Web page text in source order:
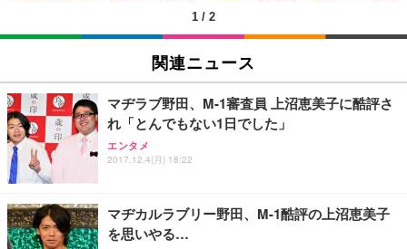
SIHOO B100 オフィスチェア／デスクチェア メッシ
ュチェア 人間工学 疲れない ブラック
￥27,999
Sezlife オフィスチェア デスクチェア 疲れない テレ
ワーク チェア 強化バックレスト 30度ロッキング機
能 人間工学 椅子 腰サポート 90度跳ね上げ式アーム
ョン PCチェア 通気性メッシュ ゲーミング/勉強/事
務用 おしゃれ パソコンチェア (ブラック)
Sezlife オフィスチェア デスクチェア 疲れない テレ
EIZO ビジネス向けプレミアムモニター | FlexScan
￥109,572
【純正品】27"ゲーミングモニター DualSense 充電
フック付き（CFI-ZDM1J）
【整備済み品】Dell E2724HS 27インチ 液晶モニタ
Amazonベーシック ペットシーツ 厚型 ワイド 42枚
x2袋(84枚) ホワイト(吸収面:ライトブルー)
￥3,234
ネオ・ルーライフ ネオ・オムツ L 中型犬用 26枚入
り 単品
Smart Basic(スマートベーシック) 【Amazon.co.jp
1 / 2
関連ニュース
マヂラブ野田、M-1審査員 上沼恵美子に酷評さ
れ「とんでもない1日でした」
エンタメ
2017.12.4(月) 18:22
マヂカルラブリー野田、M-1酷評の上沼恵美子
を思いやる…